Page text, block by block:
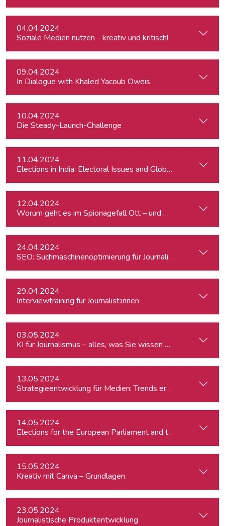
04.04.2024
Soziale Medien nutzen - kreativ und kritisch!
09.04.2024
In Dialogue with Khaled Yacoub Oweis
10.04.2024
Die Steady-Launch-Challenge
11.04.2024
Elections in India: Electoral Issues and Global Ambitions
12.04.2024
Worum geht es im Spionagefall Ott – und wie reagiert die
24.04.2024
SEO: Suchmaschinenoptimierung für Journalist:innen
29.04.2024
Interviewtraining für Journalist:innen
03.05.2024
KI für Journalismus – alles, was Sie wissen müssen
13.05.2024
Strategieentwicklung für Medien: Trends erkennen &
14.05.2024
15.05.2024
Kreativ mit Canva – Grundlagen
23.05.2024
Journalistische Produktentwicklung